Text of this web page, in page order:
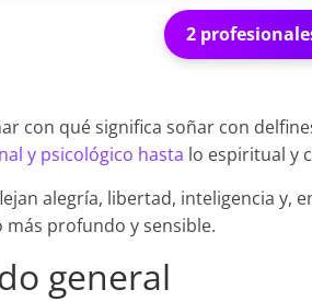
2
con qué significa soñar con
y psicológico hasta lo espiritual y
alegría, libertad, inteligencia y,
profundo y sensible.
general